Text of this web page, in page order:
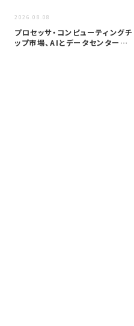
2026.08.08
プロセッサ・コンピューティングチ
ップ市場、AIとデータセンター需